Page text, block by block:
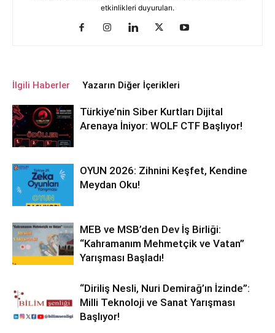
etkinlikleri duyuruları.
İlgili Haberler Yazarın Diğer İçerikleri
Türkiye’nin Siber Kurtları Dijital
Arenaya İniyor: WOLF CTF Başlıyor!
OYUN 2026: Zihnini Keşfet, Kendine
Meydan Oku!
MEB ve MSB’den Dev İş Birliği:
“Kahramanım Mehmetçik ve Vatan”
Yarışması Başladı!
“Diriliş Nesli, Nuri Demirağ’ın İzinde”:
Milli Teknoloji ve Sanat Yarışması
Başlıyor!